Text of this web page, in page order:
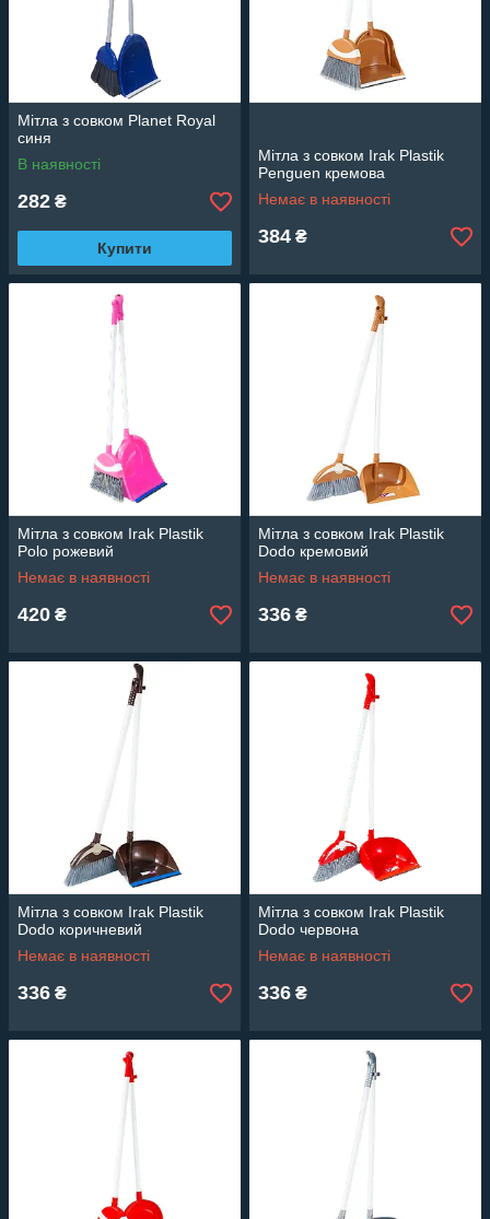
Мітла з совком Planet Royal
синя
В наявності
282 ₴
Купити
Мітла з совком Irak Plastik
Penguen кремова
Немає в наявності
384 ₴
Мітла з совком Irak Plastik
Polo рожевий
Немає в наявності
420 ₴
Мітла з совком Irak Plastik
Dodo кремовий
Немає в наявності
336 ₴
Мітла з совком Irak Plastik
Dodo коричневий
Немає в наявності
336 ₴
Мітла з совком Irak Plastik
Dodo червона
Немає в наявності
336 ₴